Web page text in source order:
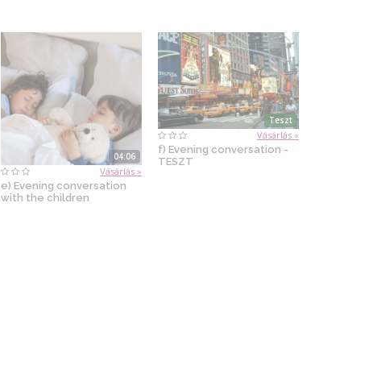
04:06
Vásárlás »
e) Evening conversation
with the children
Teszt
Vásárlás »
f) Evening conversation -
TESZT